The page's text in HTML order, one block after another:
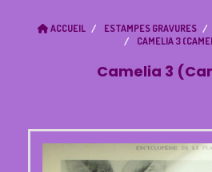
ACCUEIL ESTAMPES GRAVURES
CAMELIA 3
Camelia 3